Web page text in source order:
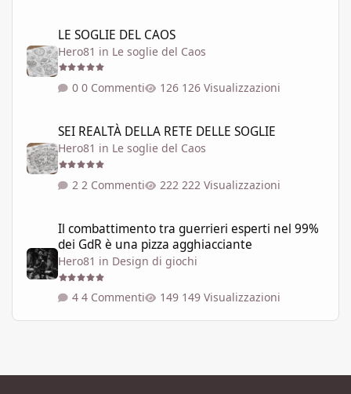
LE SOGLIE DEL CAOS
Hero81 in Le soglie del Caos
0 Commenti 126 Visualizzazioni
SEI REALTÀ DELLA RETE DELLE SOGLIE
Hero81 in Le soglie del Caos
2 Commenti 222 Visualizzazioni
Il combattimento tra guerrieri esperti nel 99%
dei GdR è una pizza agghiacciante
Hero81 in Design di giochi
4 Commenti 149 Visualizzazioni